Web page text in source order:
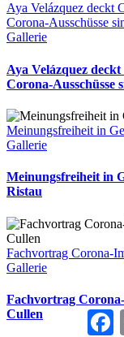
Aya Velázquez deckt
Corona-Ausschüsse
Gallerie
Aya Velázquez
Corona-Ausschüsse
Meinungsfreiheit in
Gallerie
Meinungsfreiheit in
Ristau
Fachvortrag Corona-
Gallerie
Fachvortrag
Cullen